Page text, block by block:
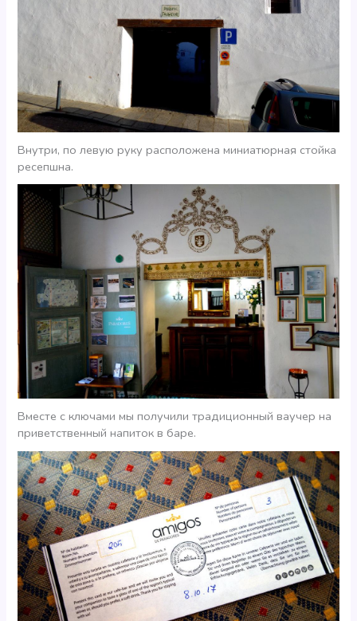
Внутри, по левую руку расположена миниатюрная стойка
ресепшна.
Вместе с ключами мы получили традиционный ваучер на
приветственный напиток в баре.